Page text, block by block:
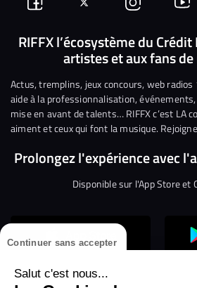
Continuer sans accepter
Salut c'est nous...
Suivez-
nous
Facebook
Suivez-
nous
sur
Twitter
Nous
rejoindre
sur
RIFFX l’écosystème du
artistes et aux fans
Actus, tremplins, jeux concours, web radios
aide à la professionnalisation,
mise en avant de talents… RIFFX c’est LA
aiment et ceux qui font la musique.
Prolongez l'expérience avec
Disponible sur l'App Store et